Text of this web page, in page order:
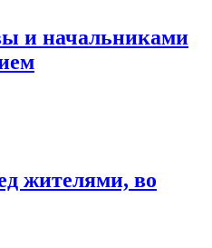
и начальниками
жителями, во